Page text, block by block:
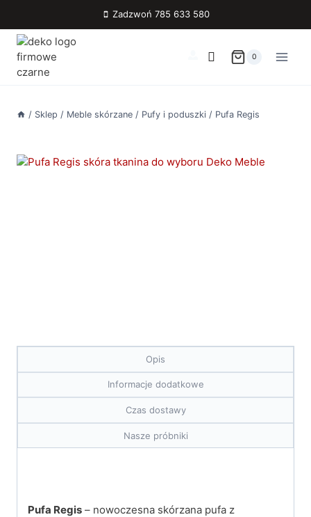
treści
Zadzwoń 785 633 580
0
/ Sklep / Meble skórzane / Pufy i poduszki / Pufa Regis
Opis
Informacje dodatkowe
Czas dostawy
Nasze próbniki
Pufa Regis – nowoczesna skórzana pufa z